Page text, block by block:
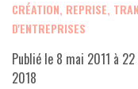
CRÉATION, REPRISE,
D'ENTREPRISES
Publié le 8 mai 2011 à
2018